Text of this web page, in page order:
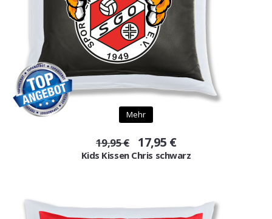
Mehr
19,95 € 17,95 €
Kids Kissen Chris schwarz